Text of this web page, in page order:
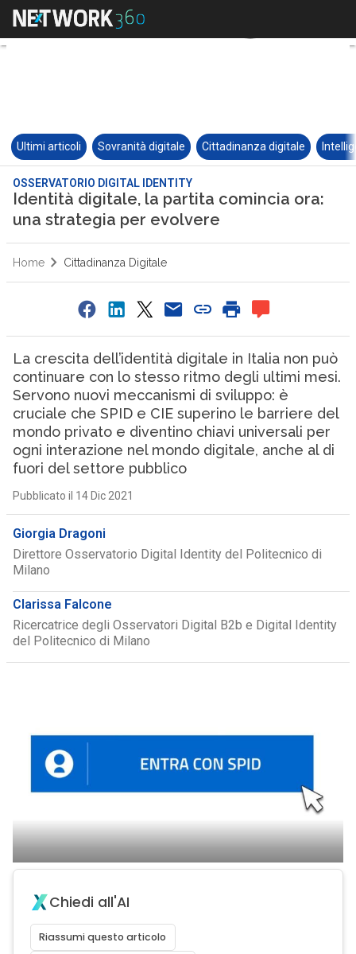
Ultimi articoli Sovranità digitale Cittadinanza digitale
OSSERVATORIO DIGITAL IDENTITY
Identità digitale, la partita comincia ora:
una strategia per evolvere
Home Cittadinanza Digitale
La crescita dell’identità digitale in Italia non può
continuare con lo stesso ritmo degli ultimi mesi.
Servono nuovi meccanismi di sviluppo: è
cruciale che SPID e CIE superino le barriere del
mondo privato e diventino chiavi universali per
ogni interazione nel mondo digitale, anche al di
fuori del settore pubblico
Pubblicato il 14 Dic 2021
Giorgia Dragoni
Direttore Osservatorio Digital Identity del Politecnico di
Milano
Clarissa Falcone
Ricercatrice degli Osservatori Digital B2b e Digital Identity
del Politecnico di Milano
Chiedi all'AI
Riassumi questo articolo